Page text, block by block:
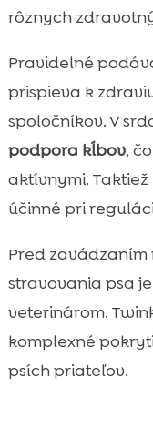
rôznych
Pravidelné
prispieva k
spoločníkov. V
podpora kĺbov,
aktívnymi.
účinné pri
Pred
stravovania psa
veterinárom.
komplexné
psích priateľov.